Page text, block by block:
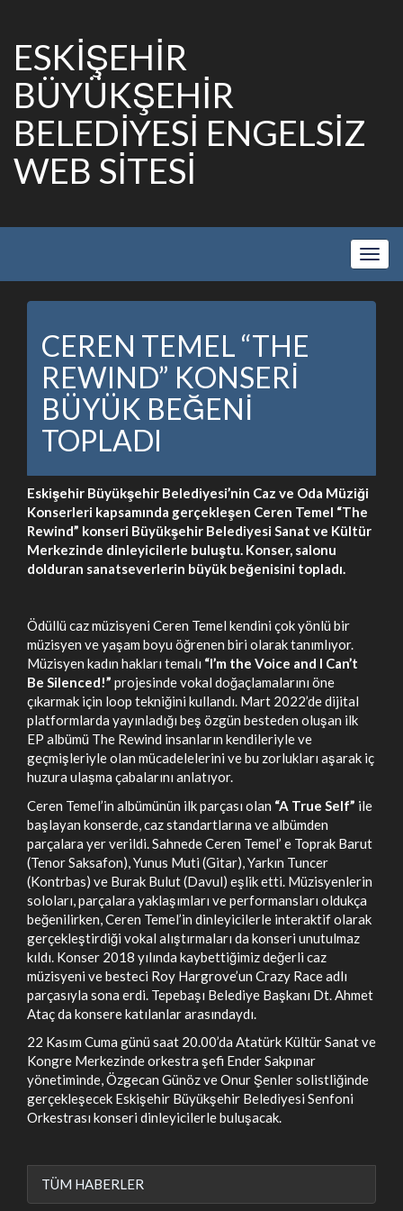
ESKİŞEHİR
BÜYÜKŞEHİR
BELEDİYESİ ENGELSİZ
WEB SİTESİ
Show
CEREN TEMEL “THE
REWIND” KONSERİ
BÜYÜK BEĞENİ
TOPLADI
Eskişehir Büyükşehir Belediyesi’nin Caz ve Oda Müziği
Konserleri kapsamında gerçekleşen Ceren Temel “The
Rewind” konseri Büyükşehir Belediyesi Sanat ve Kültür
Merkezinde dinleyicilerle buluştu. Konser, salonu
dolduran sanatseverlerin büyük beğenisini topladı.
Ödüllü caz müzisyeni Ceren Temel kendini çok yönlü bir
müzisyen ve yaşam boyu öğrenen biri olarak tanımlıyor.
Müzisyen kadın hakları temalı “I’m the Voice and I Can’t
Be Silenced!” projesinde vokal doğaçlamalarını öne
çıkarmak için loop tekniğini kullandı. Mart 2022’de dijital
platformlarda yayınladığı beş özgün besteden oluşan ilk
EP albümü The Rewind insanların kendileriyle ve
geçmişleriyle olan mücadelelerini ve bu zorlukları aşarak iç
huzura ulaşma çabalarını anlatıyor.
Ceren Temel’in albümünün ilk parçası olan “A True Self” ile
başlayan konserde, caz standartlarına ve albümden
parçalara yer verildi. Sahnede Ceren Temel’ e Toprak Barut
(Tenor Saksafon), Yunus Muti (Gitar), Yarkın Tuncer
(Kontrbas) ve Burak Bulut (Davul) eşlik etti. Müzisyenlerin
soloları, parçalara yaklaşımları ve performansları oldukça
beğenilirken, Ceren Temel’in dinleyicilerle interaktif olarak
gerçekleştirdiği vokal alıştırmaları da konseri unutulmaz
kıldı. Konser 2018 yılında kaybettiğimiz değerli caz
müzisyeni ve besteci Roy Hargrove’un Crazy Race adlı
parçasıyla sona erdi. Tepebaşı Belediye Başkanı Dt. Ahmet
Ataç da konsere katılanlar arasındaydı.
22 Kasım Cuma günü saat 20.00’da Atatürk Kültür Sanat ve
Kongre Merkezinde orkestra şefi Ender Sakpınar
yönetiminde, Özgecan Günöz ve Onur Şenler solistliğinde
gerçekleşecek Eskişehir Büyükşehir Belediyesi Senfoni
Orkestrası konseri dinleyicilerle buluşacak.
TÜM HABERLER